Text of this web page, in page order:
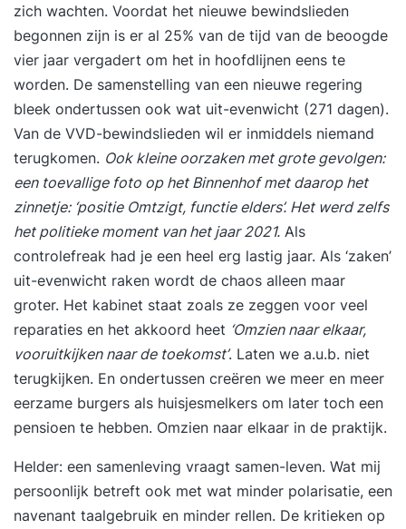
zich wachten. Voordat het nieuwe bewindslieden
begonnen zijn is er al 25% van de tijd van de beoogde
vier jaar vergadert om het in hoofdlijnen eens te
worden. De samenstelling van een nieuwe regering
bleek ondertussen ook wat uit-evenwicht (271 dagen).
Van de VVD-bewindslieden wil er inmiddels niemand
terugkomen. Ook kleine oorzaken met grote gevolgen:
een toevallige foto op het Binnenhof met daarop het
zinnetje: ‘positie Omtzigt, functie elders’. Het werd zelfs
het politieke moment van het jaar 2021. Als
controlefreak had je een heel erg lastig jaar. Als ‘zaken’
uit-evenwicht raken wordt de chaos alleen maar
groter. Het kabinet staat zoals ze zeggen voor veel
reparaties en het akkoord heet ‘Omzien naar elkaar,
vooruitkijken naar de toekomst’. Laten we a.u.b. niet
terugkijken. En ondertussen creëren we meer en meer
eerzame burgers als huisjesmelkers om later toch een
pensioen te hebben. Omzien naar elkaar in de praktijk.
Helder: een samenleving vraagt samen-leven. Wat mij
persoonlijk betreft ook met wat minder polarisatie, een
navenant taalgebruik en minder rellen. De kritieken op